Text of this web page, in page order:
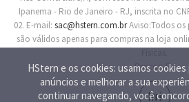
HStern e os cookies: usamos
anúncios e melhorar a sua
continuar navegando, você
Ipanema - Rio de Janeiro - RJ, inscrita no
02. E-mail: sac@hstern.com.brAviso:Todos os
são válidos apenas para compras na loja
Procon-RJ